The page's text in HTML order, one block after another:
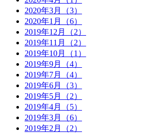
2020年3月（3）
2020年1月（6）
2019年12月（2）
2019年11月（2）
2019年10月（1）
2019年9月（4）
2019年7月（4）
2019年6月（3）
2019年5月（2）
2019年4月（5）
2019年3月（6）
2019年2月（2）